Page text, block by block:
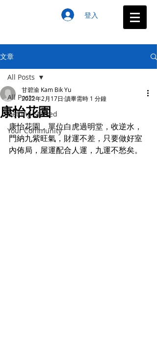
登入
文章
All Posts
Getting Started
Your Community
All Posts
康怡花園
甘碧渝 Kam Bik Yu
2022年2月17日 讀畢需時 1 分鐘
康怡花園，單位白虎過明堂，收逆水，
門納九紫旺氣，財運不差，只要做好室
內佈局，屋運配合人運，九運不愁矣。